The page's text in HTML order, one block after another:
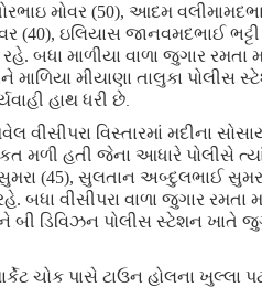
રભાઇ મોવર (50), આદમ વલીમા
(40), ઇલિયાસ જાનવમદભાઈ ભટ્ટી
રહે. બધા માળીયા વાળા જુગાર રમતા
માળિયા મીયાણા તાલુકા પોલીસ
હાથ ધરી છે
વીસીપરા વિસ્તારમાં મદીના
મળી હતી જેના આધારે પોલીસે
(45), સુલતાન અબ્દુલભાઈ
બધા વીસીપરા વાળા જુગાર રમતા
બી ડિવિઝન પોલીસ સ્ટેશન ખાતે
ચોક પાસે ટાઉન હોલના ખુલ્લા